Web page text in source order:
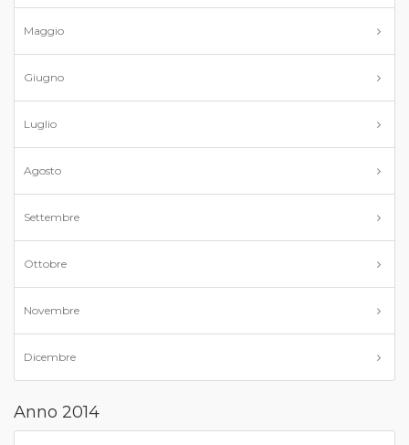
Maggio
Giugno
Luglio
Agosto
Settembre
Ottobre
Novembre
Dicembre
Anno 2014